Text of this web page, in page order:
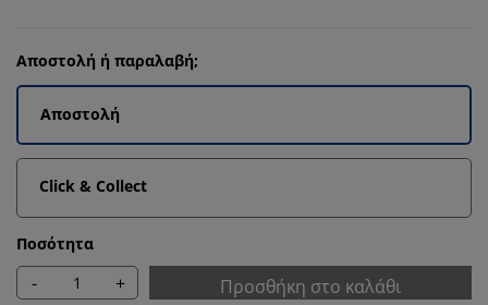
Αποστολή ή παραλαβή;
Αποστολή
Click & Collect
Ποσότητα
- + Προσθήκη στο καλάθι